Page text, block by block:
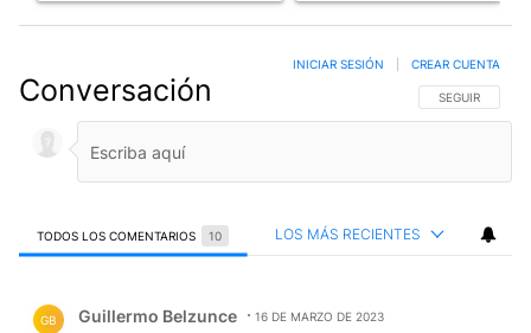
Conversación SIGA ESTA
SEGUIR
INICIAR SESIÓN CREAR CUENTA
TODOS LOS COMENTARIOS 10 LOS MÁS RECIENTES
GB Guillermo Belzunce 16 DE MARZO DE 2023